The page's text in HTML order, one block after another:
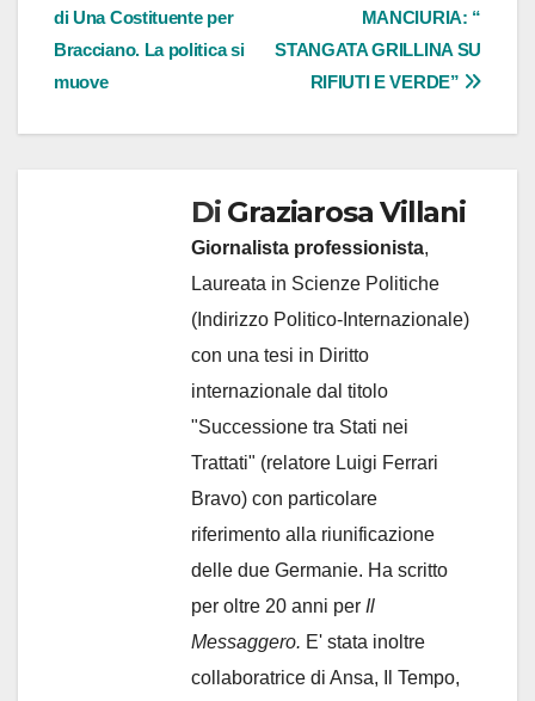
articoli
MANCIURIA: “
STANGATA GRILLINA SU
RIFIUTI E VERDE”
di Una Costituente per
Bracciano. La politica si
muove
Di Graziarosa Villani
Giornalista professionista,
Laureata in Scienze Politiche
(Indirizzo Politico-Internazionale)
con una tesi in Diritto
internazionale dal titolo
"Successione tra Stati nei
Trattati" (relatore Luigi Ferrari
Bravo) con particolare
riferimento alla riunificazione
delle due Germanie. Ha scritto
per oltre 20 anni per Il
Messaggero. E' stata inoltre
collaboratrice di Ansa, Il Tempo,